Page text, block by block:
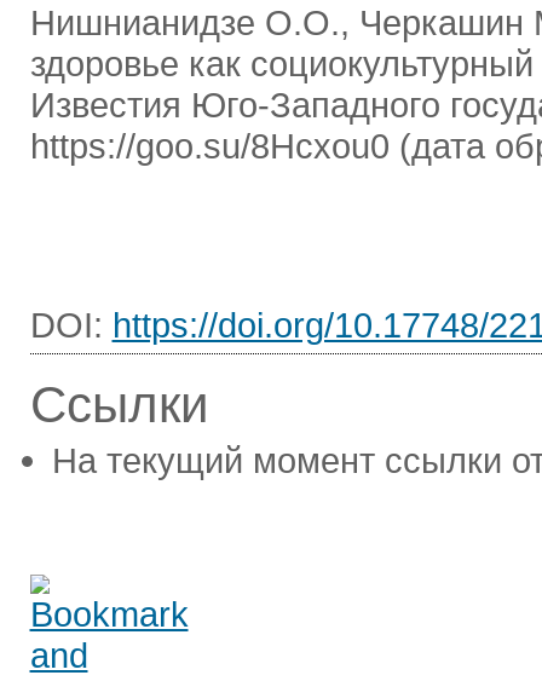
Нишнианидзе О.О., Черкашин
здоровье как
Известия Юго-Западного
https://goo.su/8Hcxou0 (дата
DOI: https://doi.org/10.17748/
Ссылки
На текущий момент ссылки